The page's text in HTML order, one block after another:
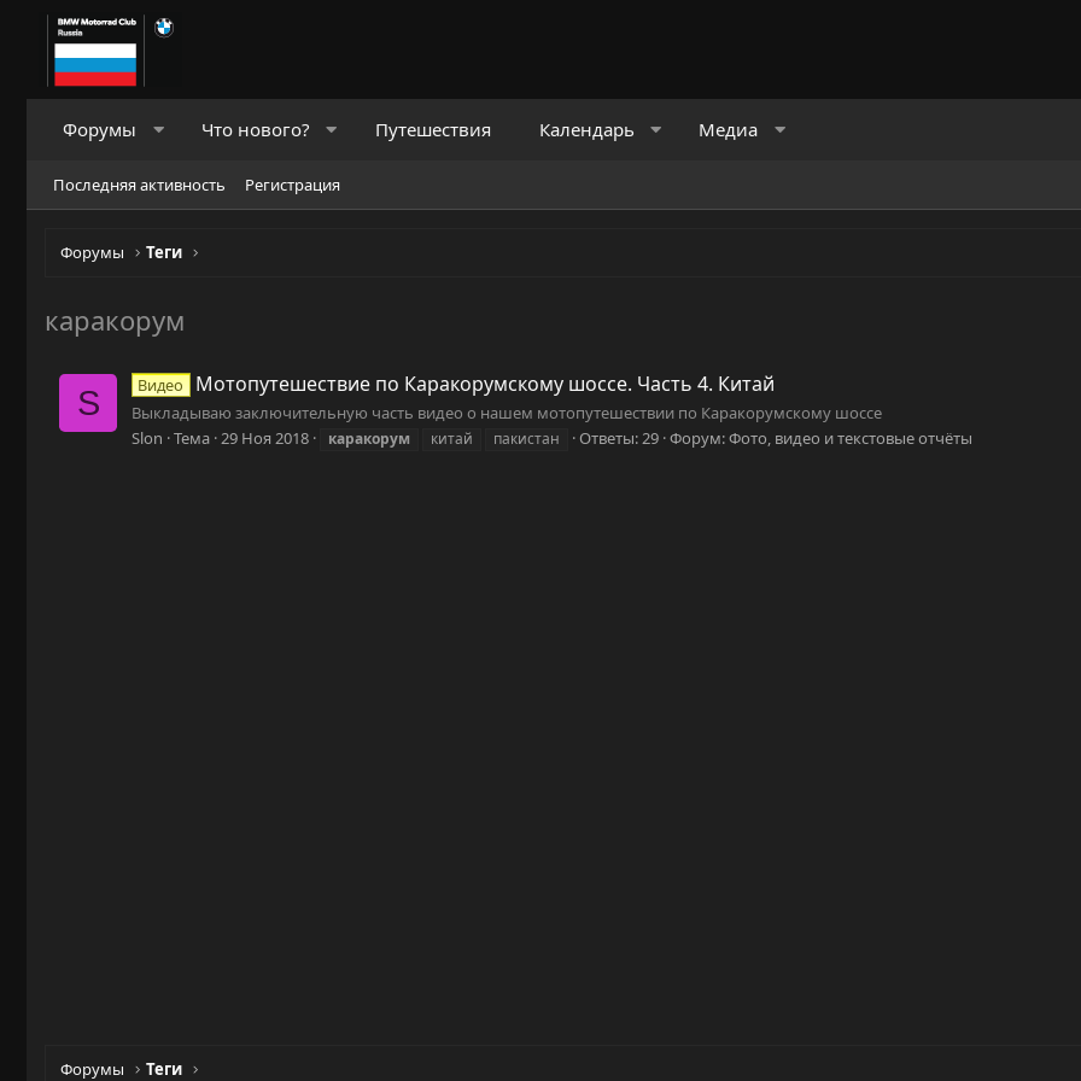
Форумы Что нового? Путешествия Календарь Медиа
Последняя активность Регистрация
Форумы Теги
каракорум
S Видео Мотопутешествие по Каракорумскому шоссе. Часть 4. Китай
Выкладываю заключительную часть видео о нашем мотопутешествии по Каракорумскому шоссе
Slon Тема 29 Ноя 2018 каракорум китай пакистан Ответы: 29 Форум:Фото, видео и текстовые отчёты
Форумы Теги